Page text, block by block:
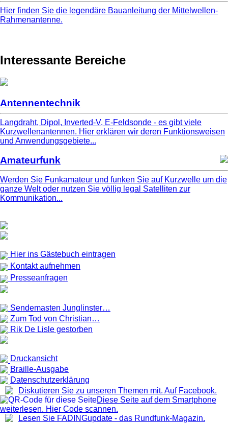
Hier finden Sie die legendäre Bauanleitung der Mittelwellen-
Rahmenantenne.
Interessante Bereiche
Antennentechnik
Langdraht, Dipol, Inverted-V, E-Feldsonde - es gibt viele
Kurzwellenantennen. Hier erklären wir deren Funktionsweisen
und Anwendungsgebiete...
Amateurfunk
Werden Sie Funkamateur und funken Sie auf Kurzwelle um die
ganze Welt oder nutzen Sie völlig legal Satelliten zur
Kommunikation...
Hier ins Gästebuch eintragen
Kontakt aufnehmen
Presseanfragen
Sendemasten Junglinster…
Zum Tod von Christian…
Rik De Lisle gestorben
Druckansicht
Braille-Ausgabe
Datenschutzerklärung
Diskutieren Sie zu unseren Themen mit. Auf Facebook.
Diese Seite auf dem Smartphone
weiterlesen. Hier Code scannen.
Lesen Sie FADINGupdate - das Rundfunk-Magazin.